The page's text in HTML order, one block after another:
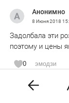
Анонимно
8 Июня 2018
Задолбала эти
поэтому и цены
0 эмодзи
Показать